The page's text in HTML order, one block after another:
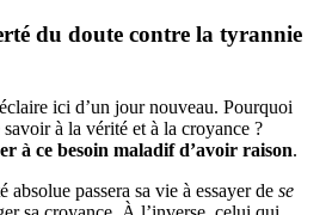
du doute contre la tyrannie
ici d’un jour nouveau. Pourquoi
à la vérité et à la croyance ?
à ce besoin maladif d’avoir raison.
passera sa vie à essayer de se